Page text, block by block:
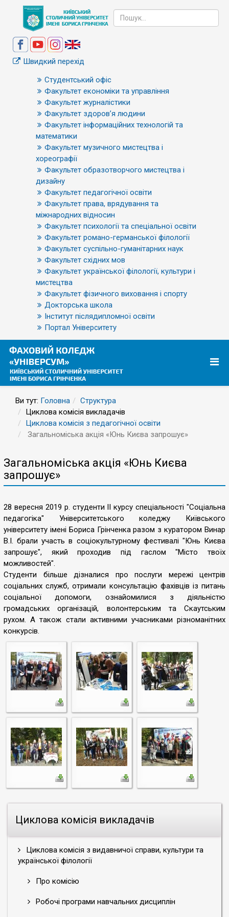
Швидкий перехід
Студентський офіс
Факультет економіки та управління
Факультет журналістики
Факультет здоров’я людини
Факультет інформаційних технологій та
математики
Факультет музичного мистецтва і
хореографії
Факультет образотворчого мистецтва і
дизайну
Факультет педагогічної освіти
Факультет права, врядування та
міжнародних відносин
Факультет психології та спеціальної освіти
Факультет романо-германської філології
Факультет суспільно-гуманітарних наук
Факультет східних мов
Факультет української філології, культури і
мистецтва
Факультет фізичного виховання і спорту
Докторська школа
Інститут післядипломної освіти
Портал Університету
Ви тут: Головна
Структура
Циклова комісія викладачів
Циклова комісія з педагогічної освіти
Загальноміська акція «Юнь Києва запрошує»
Циклова комісія викладачів
Циклова комісія з видавничої справи, культури та
української філології
Про комісію
Робочі програми навчальних дисциплін
Загальноміська акція «Юнь Києва
запрошує»
28 вересня 2019 р. cтуденти II курсу спеціальності "Соціальна
педагогіка" Університетського коледжу Київського
університету імені Бориса Грінченка разом з куратором Винар
В.І. брали участь в соціокультурному фестивалі "Юнь Києва
запрошує", який проходив під гаслом "Місто твоїх
можливостей".
Студенти більше дізналися про послуги мережі центрів
соціальних служб, отримали консультацію фахівців із питань
соціальної допомоги, ознайомилися з діяльністю
громадських організацій, волонтерським та Скаутським
рухом. А також стали активними учасниками різноманітних
конкурсів.